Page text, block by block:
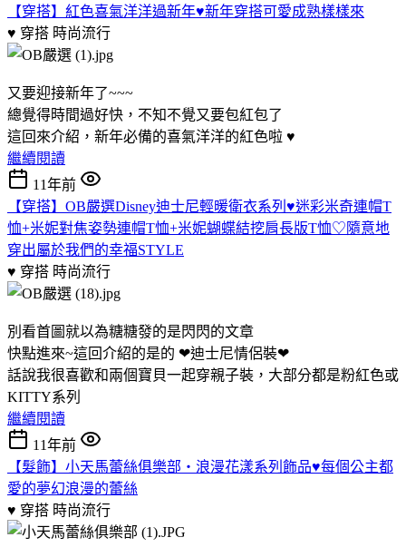
【穿搭】紅色喜氣洋洋過新年♥新年穿搭可愛成熟樣樣來
♥ 穿搭 時尚流行
又要迎接新年了~~~
總覺得時間過好快，不知不覺又要包紅包了
這回來介紹，新年必備的喜氣洋洋的紅色啦 ♥
繼續閱讀
11年前
【穿搭】OB嚴選Disney迪士尼輕暖衛衣系列♥迷彩米奇連帽T
恤+米妮對焦姿勢連帽T恤+米妮蝴蝶結挖肩長版T恤♡隨意地
穿出屬於我們的幸福STYLE
♥ 穿搭 時尚流行
別看首圖就以為糖糖發的是閃閃的文章
快點進來~這回介紹的是的 ❤迪士尼情侶裝❤
話說我很喜歡和兩個寶貝一起穿親子裝，大部分都是粉紅色或
KITTY系列
繼續閱讀
11年前
【髮飾】小天馬蕾絲俱樂部‧浪漫花漾系列飾品♥每個公主都
愛的夢幻浪漫的蕾絲
♥ 穿搭 時尚流行